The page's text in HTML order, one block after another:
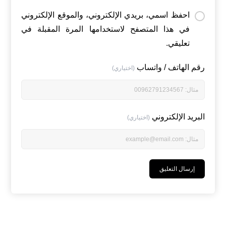
احفظ اسمي، بريدي الإلكتروني، والموقع الإلكتروني
في هذا المتصفح لاستخدامها المرة المقبلة في
تعليقي.
رقم الهاتف / واتساب (اختياري)
البريد الإلكتروني (اختياري)